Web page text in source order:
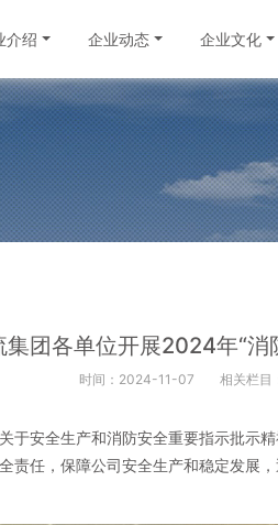
介绍 企业动态 企业文化
集团各单位开展2024年“消
时间：2024-11-07 相关栏目
于安全生产和消防安全重要指示批示
责任，保障公司安全生产和稳定发展